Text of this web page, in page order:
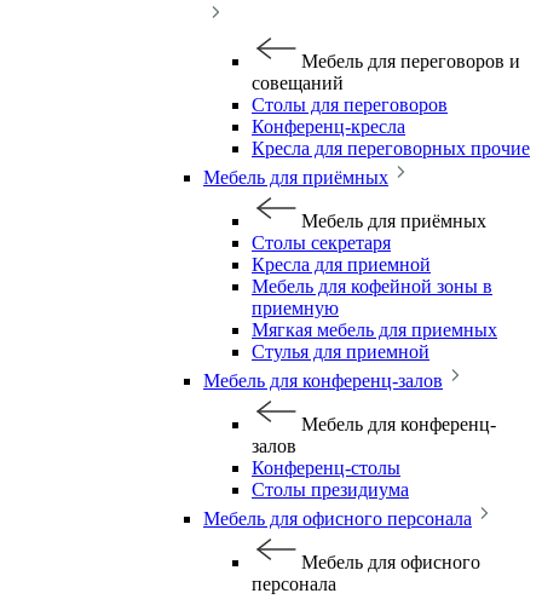
Мебель для переговоров и
совещаний
Столы для переговоров
Конференц-кресла
Кресла для переговорных прочие
Мебель для приёмных
Мебель для приёмных
Столы секретаря
Кресла для приемной
Мебель для кофейной зоны в
приемную
Мягкая мебель для приемных
Стулья для приемной
Мебель для конференц-залов
Мебель для конференц-
залов
Конференц-столы
Столы президиума
Мебель для офисного персонала
Мебель для офисного
персонала